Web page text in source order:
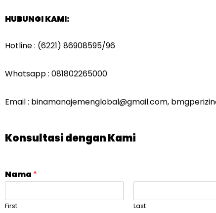
HUBUNGI KAMI:
Hotline : (6221) 86908595/96
Whatsapp : 081802265000
Email : binamanajemenglobal@gmail.com,
Konsultasi dengan Kami
Nama *
First Last